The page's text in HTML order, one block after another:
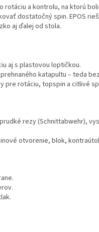
a kontrolu, na ktorú
dostatočný spin. EPOS
aj ďalej od stola.
aj s plastovou loptičkou.
katapultu – teda
pre rotáciu, topspin a citlivé
rezy (Schnittabwehr),
otvorenie, blok,